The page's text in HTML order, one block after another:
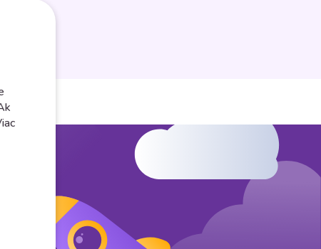
životopis, pribeh zamestnaní, a vzdelanie.